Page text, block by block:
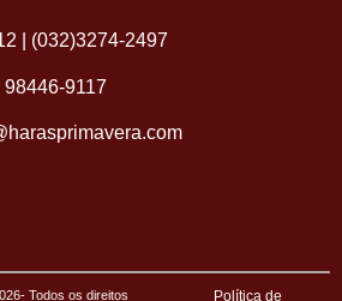
(032)3274-2497
Todos os direitos Política de